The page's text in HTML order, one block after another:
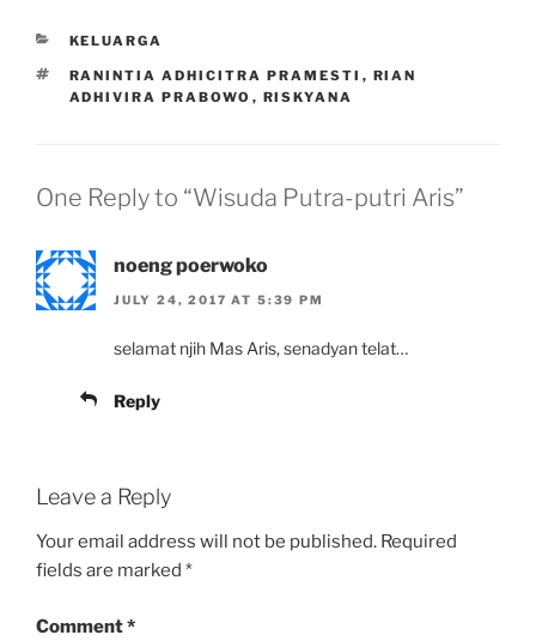
CATEGORIES
KELUARGA
TAGS
RANINTIA ADHICITRA PRAMESTI , RIAN
ADHIVIRA PRABOWO , RISKYANA
One Reply to “Wisuda Putra-putri Aris”
noeng poerwoko
JULY 24, 2017 AT 5:39 PM
selamat njih Mas Aris, senadyan telat…
Reply
Leave a Reply
Your email address will not be published. Required
fields are marked *
Comment*